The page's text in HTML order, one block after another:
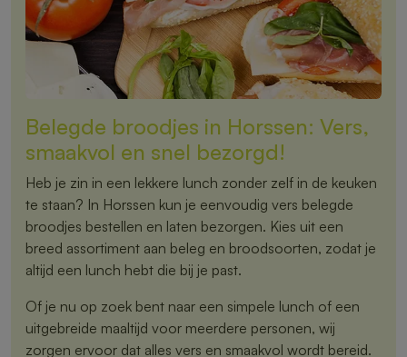
Belegde broodjes in Horssen: Vers,
smaakvol en snel bezorgd!
Heb je zin in een lekkere lunch zonder zelf in de keuken
te staan? In Horssen kun je eenvoudig vers belegde
broodjes bestellen en laten bezorgen. Kies uit een
breed assortiment aan beleg en broodsoorten, zodat je
altijd een lunch hebt die bij je past.
Of je nu op zoek bent naar een simpele lunch of een
uitgebreide maaltijd voor meerdere personen, wij
zorgen ervoor dat alles vers en smaakvol wordt bereid.